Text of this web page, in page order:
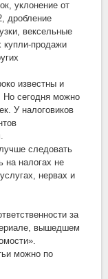
уклонение от
дробление
вексельные
купли-продажи
известны и
Но сегодня можно
У налоговиков
следовать
на налогах не
нервах и
за
вышедшем
можно по